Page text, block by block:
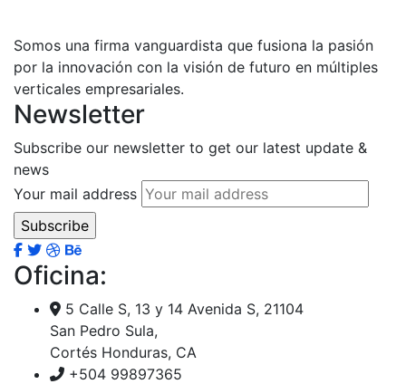
Somos una firma vanguardista que fusiona la pasión
por la innovación con la visión de futuro en múltiples
verticales empresariales.
Newsletter
Subscribe our newsletter to get our latest update &
news
Your mail address
Oficina:
5 Calle S, 13 y 14 Avenida S, 21104
San Pedro Sula,
Cortés Honduras, CA
+504 99897365